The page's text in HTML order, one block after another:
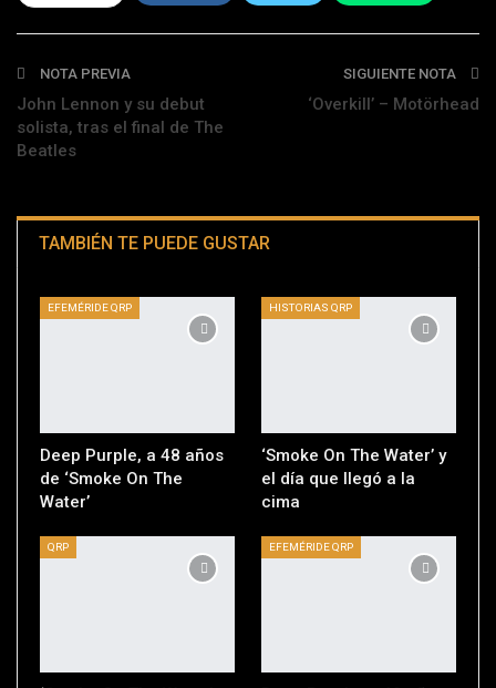
Telegram
NOTA PREVIA
John Lennon y su debut
solista, tras el final de The
Beatles
SIGUIENTE NOTA
‘Overkill’ – Motörhead
TAMBIÉN TE PUEDE GUSTAR
EFEMÉRIDE QRP
Deep Purple, a 48 años
de ‘Smoke On The
Water’
HISTORIAS QRP
‘Smoke On The Water’ y
el día que llegó a la
cima
QRP EFEMÉRIDE QRP